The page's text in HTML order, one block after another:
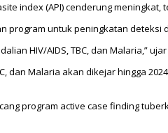
index (API) cenderung
untuk peningkatan deteksi
HIV/AIDS, TBC, dan Malaria,”
dan Malaria akan dikejar hingga
program active case finding